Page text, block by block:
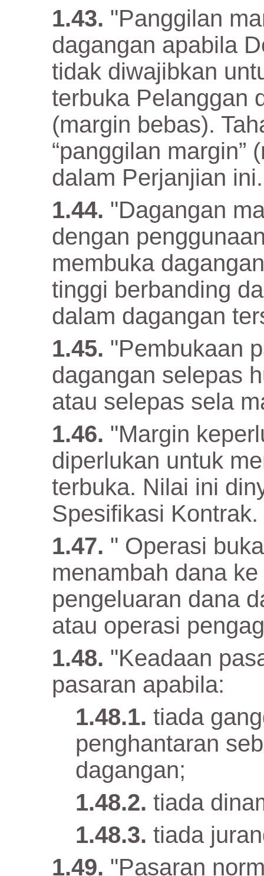
"Panggilan
dagangan apabila
tidak diwajibkan
terbuka Pelanggan
(margin bebas).
“panggilan margin”
dalam Perjanjian ini.
"Dagangan
dengan
membuka
tinggi berbanding
dalam dagangan
"Pembukaan
dagangan selepas
atau selepas sela
"Margin
diperlukan untuk
terbuka. Nilai ini
Spesifikasi Kontrak.
" Operasi
menambah dana
pengeluaran dana
atau operasi
"Keadaan
pasaran apabila:
tiada
penghantaran
dagangan;
tiada
tiada
"Pasaran